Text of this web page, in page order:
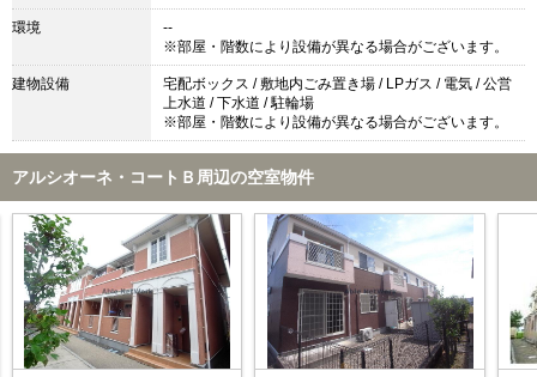
環境
--
※部屋・階数により設備が異なる場合がございます。
建物設備
宅配ボックス / 敷地内ごみ置き場 / LPガス / 電気 / 公営
上水道 / 下水道 / 駐輪場
※部屋・階数により設備が異なる場合がございます。
アルシオーネ・コートＢ周辺の空室物件